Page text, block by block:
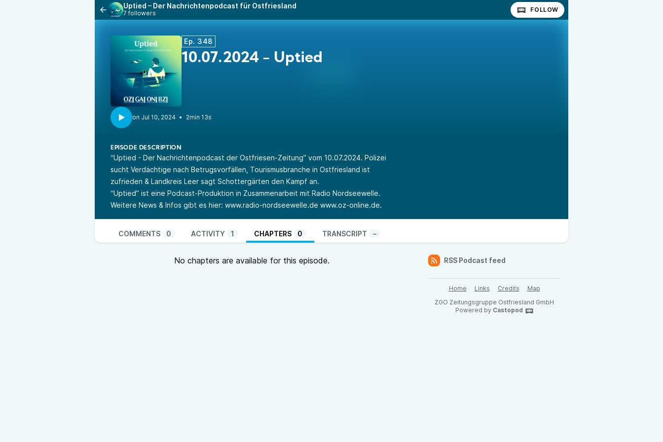
Uptied – Der Nachrichtenpodcast für Ostfriesland
7 followers FOLLOW
Ep. 348
10.07.2024 - Uptied
• 2min 13s
EPISODE DESCRIPTION
“Uptied - Der Nachrichtenpodcast der Ostfriesen-Zeitung” vom 10.07.2024. Polizei
sucht Verdächtige nach Betrugsvorfällen, Tourismusbranche in Ostfriesland ist
zufrieden & Landkreis Leer sagt Schottergärten den Kampf an.
“Uptied” ist eine Podcast-Produktion in Zusammenarbeit mit Radio Nordseewelle.
Weitere News & Infos gibt es hier: www.radio-nordseewelle.de www.oz-online.de.
COMMENTS 0 ACTIVITY 1 CHAPTERS 0 TRANSCRIPT –
No chapters are available for this episode. RSS Podcast feed
Home Links Credits
Map
ZGO Zeitungsgruppe Ostfriesland GmbH
Powered by Castopod